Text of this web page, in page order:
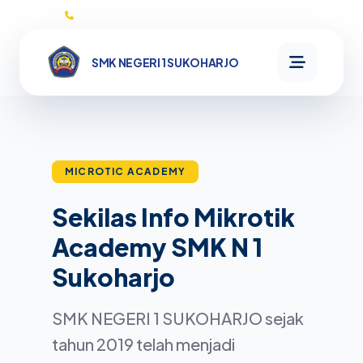
SMK NEGERI 1 SUKOHARJO
Beranda
Informasi
Profil
Kata
Sambutan
Program
MICROTIC ACADEMY
Sekilas Info Mikrotik
Academy SMK N 1
Sukoharjo
SMK NEGERI 1 SUKOHARJO sejak
tahun 2019 telah menjadi